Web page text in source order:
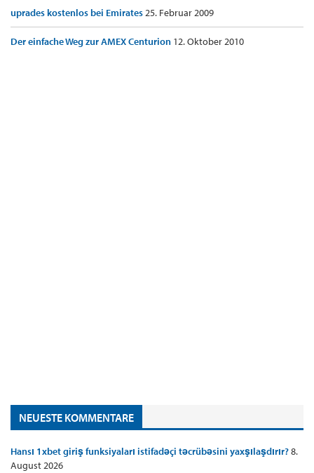
uprades kostenlos bei Emirates25. Februar 2009
Der einfache Weg zur AMEX Centurion 12. Oktober 2010
NEUESTE KOMMENTARE
Hansı 1xbet giriş funksiyaları istifadəçi təcrübəsini yaxşılaşdırır?8.
August 2026